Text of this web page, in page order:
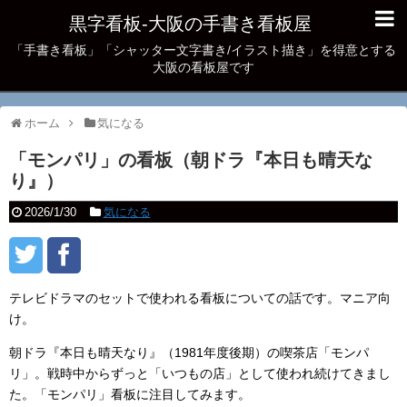
黒字看板‐大阪の手書き看板屋
「手書き看板」「シャッター文字書き/イラスト描き」を得意とする
大阪の看板屋です
ホーム 気になる
「モンパリ」の看板（朝ドラ『本日も晴天な
り』）
2026/1/30 気になる
テレビドラマのセットで使われる看板についての話です。マニア向
け。
朝ドラ『本日も晴天なり』（1981年度後期）の喫茶店「モンパ
リ」。戦時中からずっと「いつもの店」として使われ続けてきまし
た。「モンパリ」看板に注目してみます。